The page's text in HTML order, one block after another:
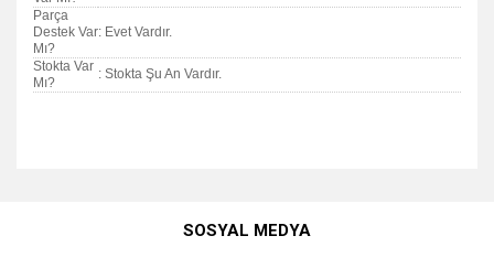
Parça
Destek Var
Mı?
: Evet Vardır.
Stokta Var
Mı?
: Stokta Şu An Vardır.
kullanarak tarafımıza iletebilirsiniz.
Görüş ve önerileriniz için teşekkür ederiz.
SOSYAL MEDYA